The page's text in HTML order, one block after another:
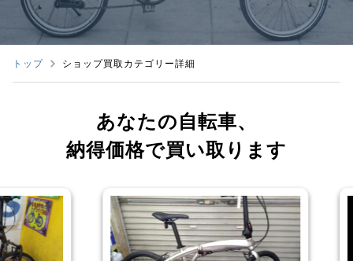
トップ ショップ買取カテゴリー詳細
あなたの自転車、
納得価格で買い取ります